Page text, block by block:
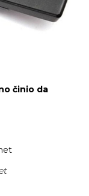
činio da